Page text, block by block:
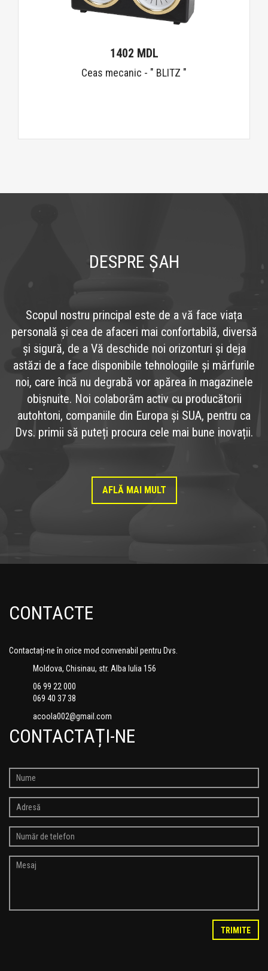
1402 MDL
Ceas mecanic - " BLITZ "
DESPRE ȘAH
Scopul nostru principal este de a vă face viața
personală și cea de afaceri mai confortabilă, diversă
și sigură, de a Vă deschide noi orizonturi și deja
astăzi de a face disponibile tehnologiile și mărfurile
noi, care încă nu degrabă vor apărea în magazinele
obișnuite. Noi colaborăm activ cu producătorii
autohtoni, companiile din Europa și SUA, pentru ca
Dvs. primii să puteți procura cele mai bune inovații.
AFLĂ MAI MULT
CONTACTE
Contactați-ne în orice mod convenabil pentru Dvs.
Moldova, Chisinau, str. Alba Iulia 156
06 99 22 000
069 40 37 38
acoola002@gmail.com
CONTACTAȚI-NE
TRIMITE